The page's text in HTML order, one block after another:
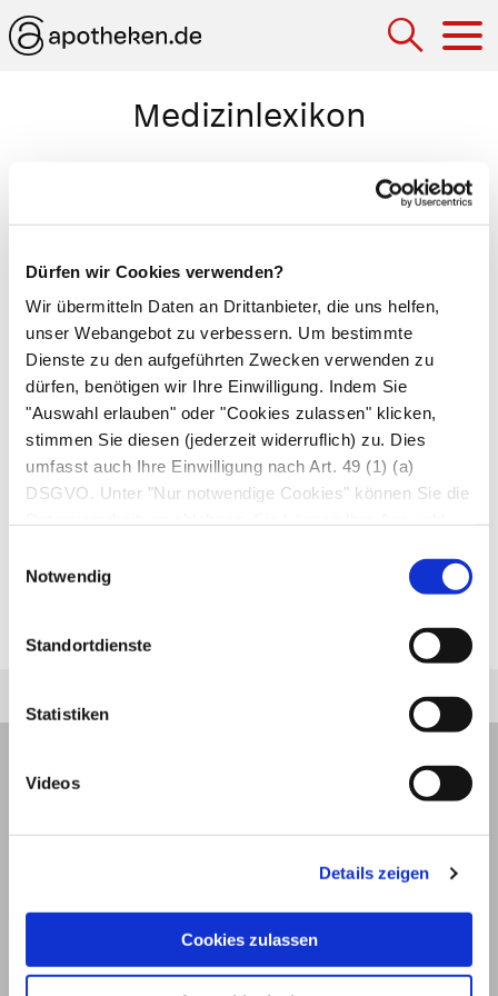
Dürfen wir Cookies verwenden?
Wir übermitteln Daten an Drittanbieter, die uns helfen,
unser Webangebot zu verbessern. Um bestimmte
Dienste zu den aufgeführten Zwecken verwenden zu
dürfen, benötigen wir Ihre Einwilligung. Indem Sie
"Auswahl erlauben" oder "Cookies zulassen" klicken,
stimmen Sie diesen (jederzeit widerruflich) zu. Dies
umfasst auch Ihre Einwilligung nach Art. 49 (1) (a)
DSGVO. Unter "Nur notwendige Cookies" können Sie die
Notwendig
Standortdienste
Statistiken
Videos
Details zeigen
Cookies zulassen
Medizinlexikon
Sofortmaßnahme, die nur noch bei
einer Gliedmaßenamputation, angewandt wird.
In allen anderen Fällen sollten nur eine manuelle
Kompression der zuführenden Arterie oberhalb
der Verletzung oder einDruckverband eingesetzt
werden. Der Ersthelfer legt eine breite Binde
(oder ein Halstuch, Schal) oberhalb der
Verletzung um die Gliedmaße und zieht sie so
fest zu, dass die Blutung stoppt. Gliedmaßen
dürfen nicht länger als zwei Stunden
abgebunden werden, da sonst Schäden an
Blutgefäßen, Nerven und Muskeln drohen –